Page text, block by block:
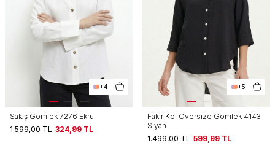
+4
Salaş Gömlek 7276 Ekru
1.599,00TL 324,99 TL
+5
Fakir Kol Oversize Gömlek 4143
Siyah
1.499,00TL 599,99 TL